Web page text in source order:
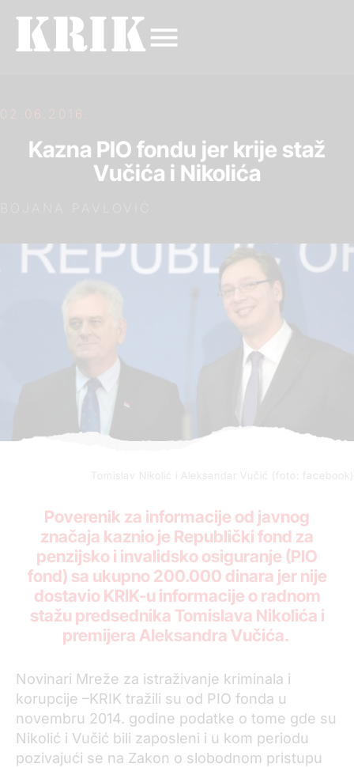
02.06.2016.
Kazna PIO fondu jer krije staž
Vučića i Nikolića
Tomislav Nikolić i Aleksandar Vučić (foto: facebook)
Poverenik za informacije od javnog
značaja kaznio je Republički fond za
penzijsko i invalidsko osiguranje (PIO
fond) sa ukupno 200.000 dinara jer nije
dostavio KRIK-u informacije o radnom
stažu predsednika Tomislava Nikolića i
premijera Aleksandra Vučića.
Novinari Mreže za istraživanje kriminala i
korupcije –KRIK tražili su od PIO fonda u
novembru 2014. godine podatke o tome gde su
Nikolić i Vučić bili zaposleni i u kom periodu
pozivajući se na Zakon o slobodnom pristupu